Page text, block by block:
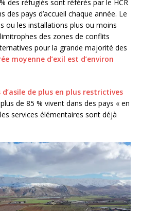
des réfugiés sont référés par le HCR
des pays d’accueil chaque année. Le
ou les installations plus ou moins
des zones de conflits
pour la grande majorité des
moyenne d’exil est d’environ
de plus en plus restrictives
plus de 85 % vivent dans des pays « en
services élémentaires sont déjà